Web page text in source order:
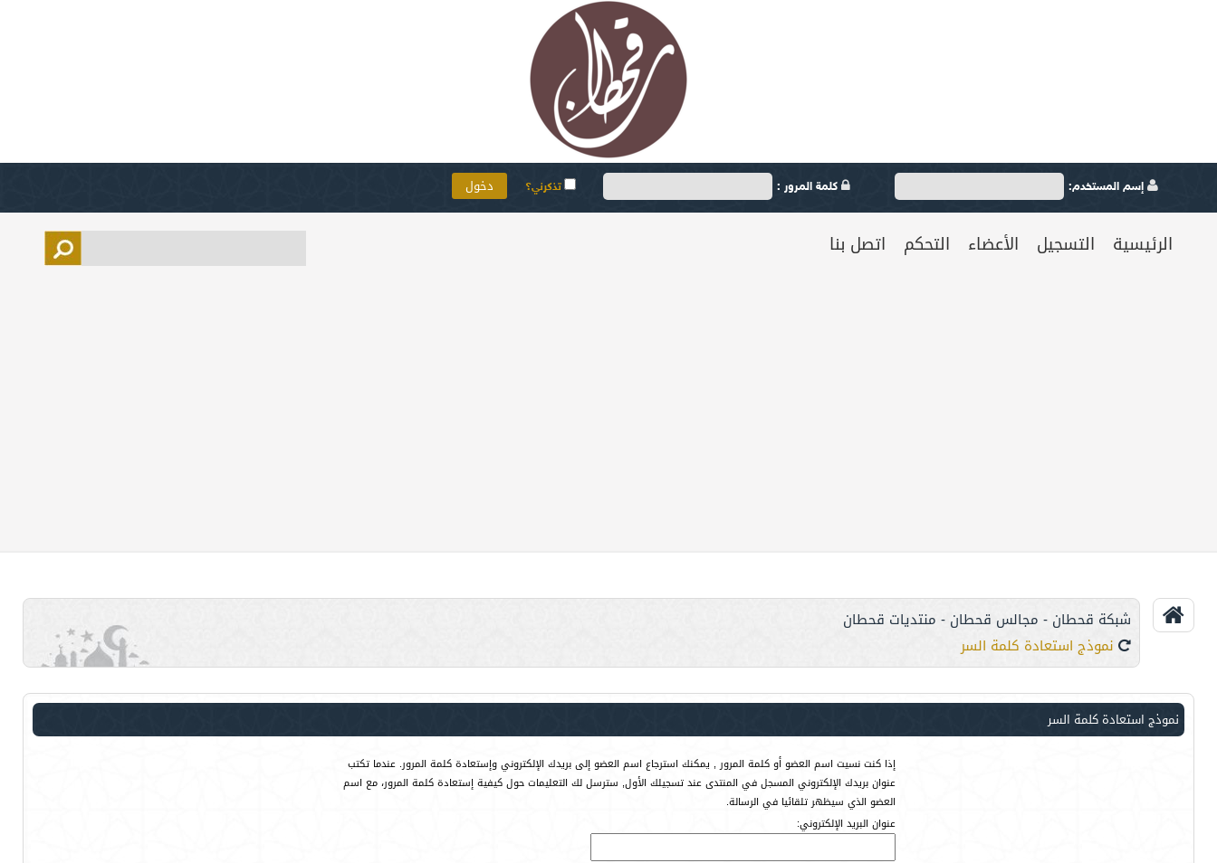
إسم المستخدم: كلمة المرور : تذكرني؟
الرئيسية التسجيل الأعضاء التحكم اتصل بنا
شبكة قحطان - مجالس قحطان - منتديات قحطان
نموذج استعادة كلمة السر
نموذج استعادة كلمة السر
إذا كنت نسيت اسم العضو أو كلمة المرور , يمكنك استرجاع اسم العضو إلى بريدك الإلكتروني وإستعادة كلمة المرور. عندما تكتب
عنوان بريدك الإلكتروني المسجل في المنتدى عند تسجيلك الأول, سترسل لك التعليمات حول كيفية إستعادة كلمة المرور، مع اسم
العضو الذي سيظهر تلقائيا في الرسالة.
عنوان البريد الإلكتروني: